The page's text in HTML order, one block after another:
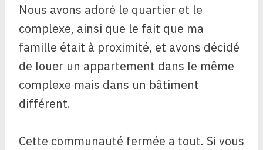
Nous avons adoré le quartier et le
complexe, ainsi que le fait que ma
famille était à proximité, et avons décidé
de louer un appartement dans le même
complexe mais dans un bâtiment
différent.
Cette communauté fermée a tout. Si vous